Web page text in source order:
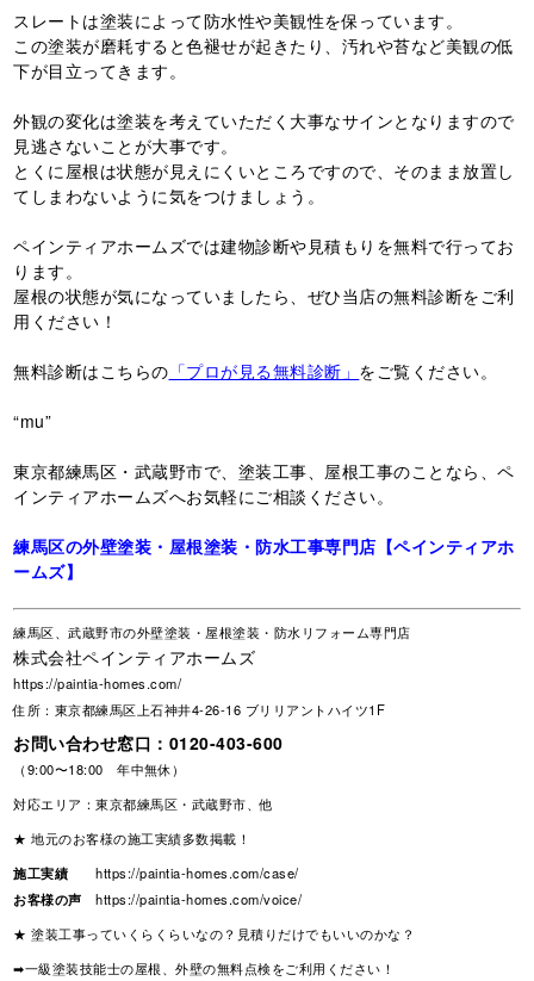
スレートは塗装によって防水性や美観性を保っています。
この塗装が磨耗すると色褪せが起きたり、汚れや苔など美観の低
下が目立ってきます。
外観の変化は塗装を考えていただく大事なサインとなりますので
見逃さないことが大事です。
とくに屋根は状態が見えにくいところですので、そのまま放置し
てしまわないように気をつけましょう。
ペインティアホームズでは建物診断や見積もりを無料で行ってお
ります。
屋根の状態が気になっていましたら、ぜひ当店の無料診断をご利
用ください！
無料診断はこちらの 「プロが見る無料診断」 をご覧ください。
“mu”
東京都練馬区・武蔵野市で、塗装工事、屋根工事のことなら、ペ
インティアホームズへお気軽にご相談ください。
練馬区の外壁塗装・屋根塗装・防水工事専門店【ペインティアホ
ームズ】
練馬区、武蔵野市の外壁塗装・屋根塗装・防水リフォーム専門店
株式会社ペインティアホームズ
https://paintia-homes.com/
住所：東京都練馬区上石神井4-26-16 ブリリアントハイツ1F
お問い合わせ窓口： 0120-403-600
（9:00〜18:00 年中無休）
対応エリア：東京都練馬区・武蔵野市、他
★ 地元のお客様の施工実績多数掲載！
施工実績
https://paintia-homes.com/case/
お客様の声
https://paintia-homes.com/voice/
★ 塗装工事っていくらくらいなの？見積りだけでもいいのかな？
➡一級塗装技能士の屋根、外壁の無料点検をご利用ください！